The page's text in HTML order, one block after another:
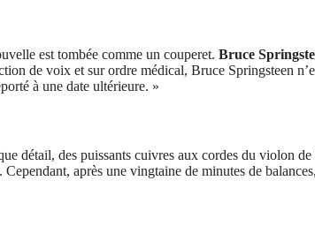
est tombée comme un couperet. Bruce
de voix et sur ordre médical, Bruce Springsteen
à une date ultérieure. »
détail, des puissants cuivres aux cordes du violon
. Cependant, après une vingtaine de minutes de